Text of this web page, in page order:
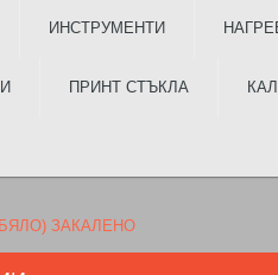
ИНСТРУМЕНТИ
ПРИНТ СТЪКЛА
БЯЛО) ЗАКАЛЕНО